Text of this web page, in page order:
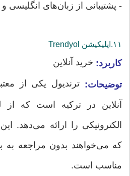
- پشتیبانی از زبان‌های انگلیسی
۱۱.اپلیکیشن‌ Trendyol
کاربرد: خرید آنلاین
توضیحات: ترندیول یکی از
آنلاین در ترکیه است که
الکترونیکی را ارائه می‌دهد.
که می‌خواهند بدون مراجعه به
مناسب است.